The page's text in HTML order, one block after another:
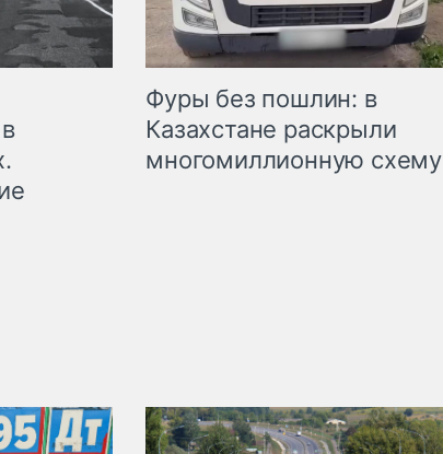
Фуры без пошлин: в
Казахстане раскрыли
многомиллионную схему